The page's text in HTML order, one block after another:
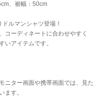
、裾幅：50cm
ルマンシャツ登場！
コーディネートに合わせやすく
いアイテムです。
ニター画面や携帯画面では、見た
ます。